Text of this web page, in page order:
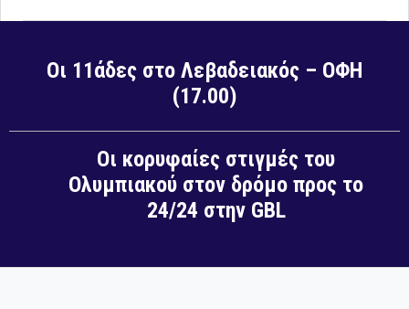
Οι 11άδες στο Λεβαδειακός – ΟΦΗ
(17.00)
Οι κορυφαίες στιγμές του
Ολυμπιακού στον δρόμο προς το
24/24 στην GBL